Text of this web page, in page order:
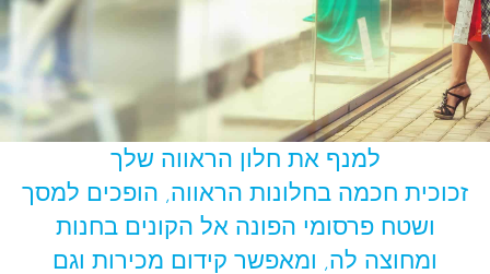
למנף את חלון הראווה שלך
זכוכית חכמה בחלונות הראווה, הופכים למסך
ושטח פרסומי הפונה אל הקונים בחנות
ומחוצה לה, ומאפשר קידום מכירות וגם